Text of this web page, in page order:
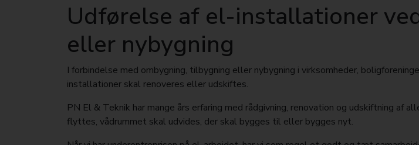
Udførelse af el-installationer
eller nybygning
I forbindelse med ombygning, tilbygning eller nybygning i virksomheder,
installationer skal renoveres eller udskiftes.
PN El & Teknik har mange års erfaring med rådgivning, renovation og udskiftning
flyttes, vådrummet skal udvides, der skal bygges til eller bygges nyt.